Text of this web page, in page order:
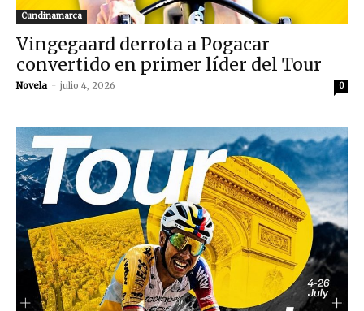
Cundinamarca
Vingegaard derrota a Pogacar
convertido en primer líder del Tour
Novela - julio 4, 2026 0